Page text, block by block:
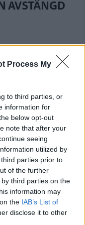
Process My
to third parties, or
information for
below opt-out
note that after your
seeing
utilized by
parties prior to
of the further
third parties on the
information may
the IAB’s List of
disclose it to other
AVSTÄNGD
på orten –
– för att